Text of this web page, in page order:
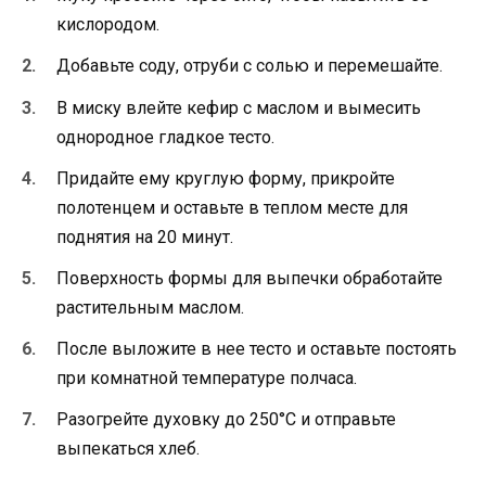
кислородом.
Добавьте соду, отруби с солью и перемешайте.
В миску влейте кефир с маслом и вымесить
однородное гладкое тесто.
Придайте ему круглую форму, прикройте
полотенцем и оставьте в теплом месте для
поднятия на 20 минут.
Поверхность формы для выпечки обработайте
растительным маслом.
После выложите в нее тесто и оставьте постоять
при комнатной температуре полчаса.
Разогрейте духовку до 250°С и отправьте
выпекаться хлеб.